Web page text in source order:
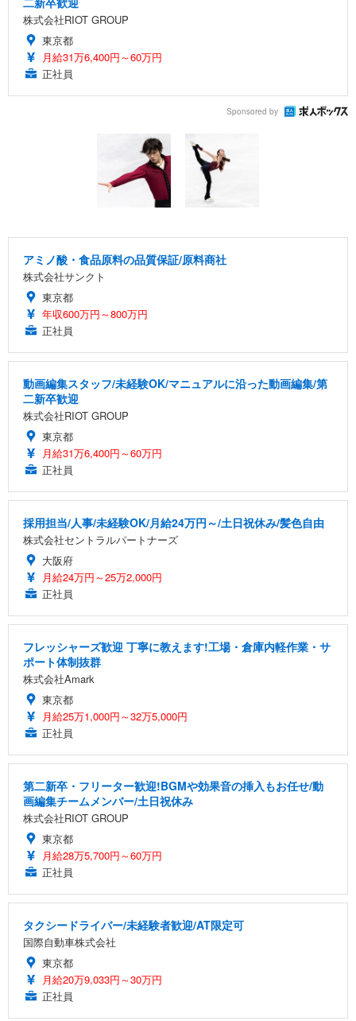
株式会社RIOT GROUP
東京都
月給31万6,400円～60万円
正社員
Sponsored by
アミノ酸・食品原料の品質保証/原料商社
株式会社サンクト
東京都
年収600万円～800万円
正社員
動画編集スタッフ/未経験OK/マニュアルに沿った動画編集/第
二新卒歓迎
株式会社RIOT GROUP
東京都
月給31万6,400円～60万円
正社員
採用担当/人事/未経験OK/月給24万円～/土日祝休み/髪色自由
株式会社セントラルパートナーズ
大阪府
月給24万円～25万2,000円
正社員
フレッシャーズ歓迎 丁寧に教えます!工場・倉庫内軽作業・サ
ポート体制抜群
株式会社Amark
東京都
月給25万1,000円～32万5,000円
正社員
第二新卒・フリーター歓迎!BGMや効果音の挿入もお任せ/動
画編集チームメンバー/土日祝休み
株式会社RIOT GROUP
東京都
月給28万5,700円～60万円
正社員
タクシードライバー/未経験者歓迎/AT限定可
国際自動車株式会社
東京都
月給20万9,033円～30万円
正社員